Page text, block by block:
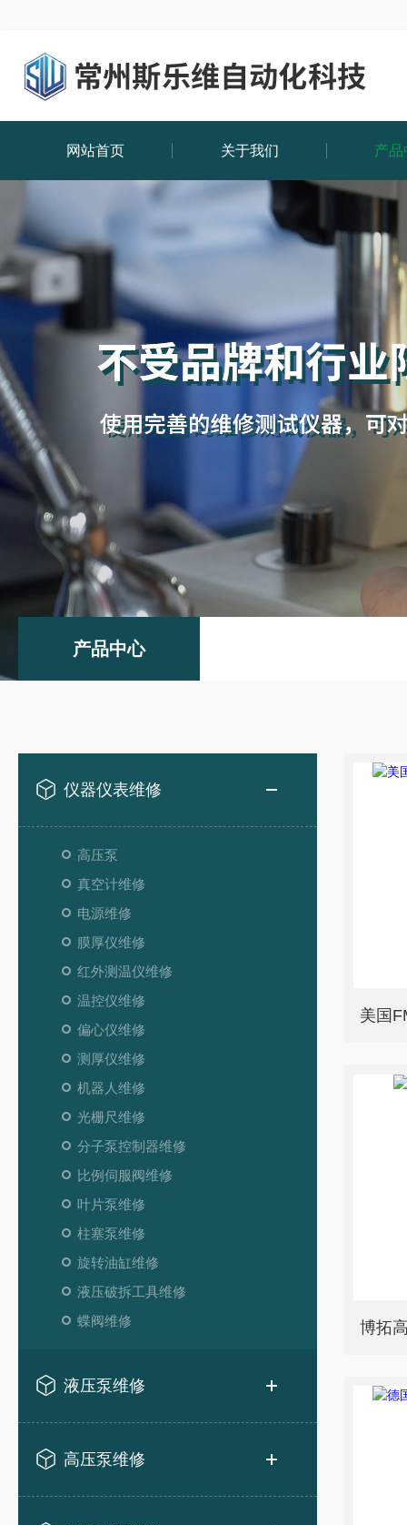
网站首页 关于我们 产品
产品中心
仪器仪表维修
高压泵
真空计维修
电源维修
膜厚仪维修
红外测温仪维修
温控仪维修
偏心仪维修
测厚仪维修
机器人维修
光栅尺维修
分子泵控制器维修
比例伺服阀维修
叶片泵维修
柱塞泵维修
旋转油缸维修
液压破拆工具维修
蝶阀维修
液压泵维修
高压泵维修
博拓